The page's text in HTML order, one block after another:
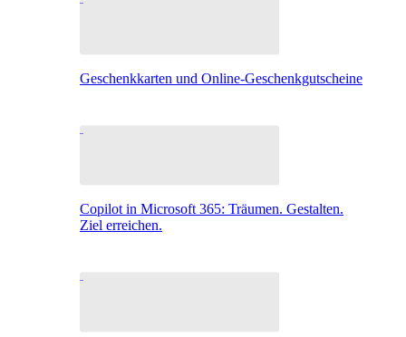
Geschenkkarten und Online-Geschenkgutscheine
Copilot in Microsoft 365: Träumen. Gestalten.
Ziel erreichen.